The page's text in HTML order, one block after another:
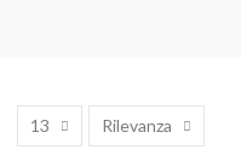
13 Rilevanza